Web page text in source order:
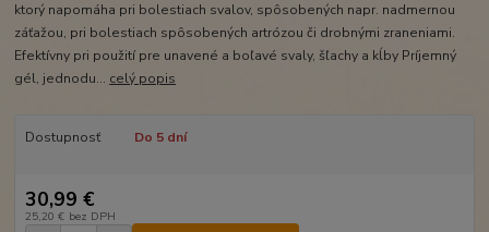
ktorý napomáha pri bolestiach svalov, spôsobených napr. nadmernou
záťažou, pri bolestiach spôsobených artrózou či drobnými zraneniami.
Efektívny pri použití pre unavené a boľavé svaly, šľachy a kĺby Príjemný
gél, jednodu... celý popis
Dostupnosť Do 5 dní
30,99 €
25,20 € bez DPH